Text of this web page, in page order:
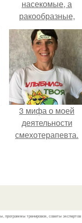
насекомые, а
ракообразные,
относящиеся к
бокоплавам.
3 мифа о моей
деятельности
смехотерапевта.
программы тренировок, советы экспертов